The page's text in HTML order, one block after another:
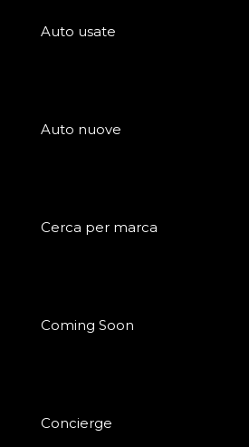
Auto usate
Auto nuove
Cerca per marca
Coming Soon
Concierge